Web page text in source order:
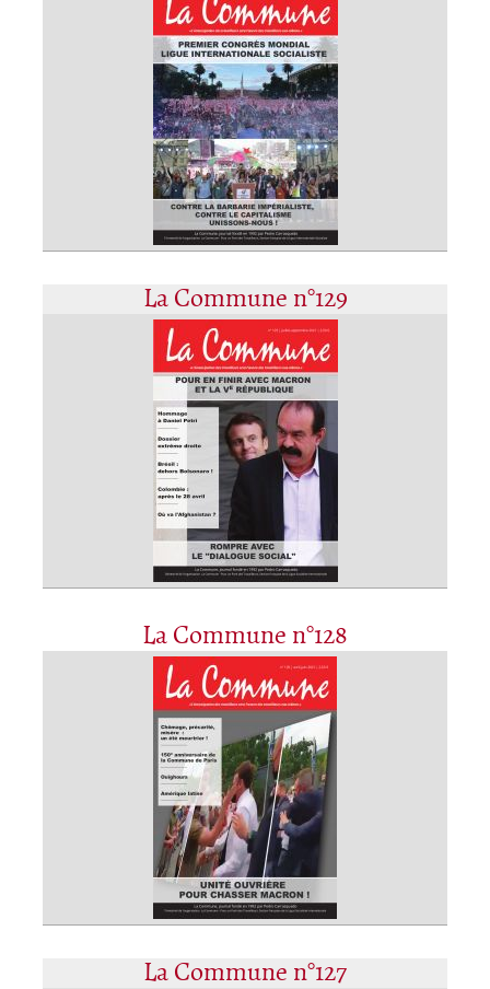
La Commune n°129
La Commune n°128
La Commune n°127